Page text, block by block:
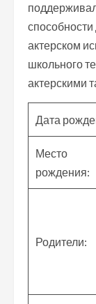
актерском
школьного
актерскими
Дата
Место
рождения:
Родители: